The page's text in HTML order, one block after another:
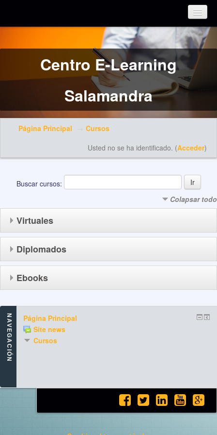
Centro E-Learning
Salamandra
Página Principal → Cursos
Usted no se ha identificado. (Acceder)
Buscar cursos:
Colapsar todo
Virtuales
Diplomados
Ebooks
NAVEGACIÓN
Página Principal
Site news
Cursos